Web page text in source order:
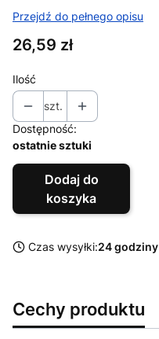
Przejdź do pełnego opisu
Cena
26,59 zł
Ilość
szt.
Dostępność:
ostatnie sztuki
Dodaj do
koszyka
Czas wysyłki:24 godziny
Cechy produktu